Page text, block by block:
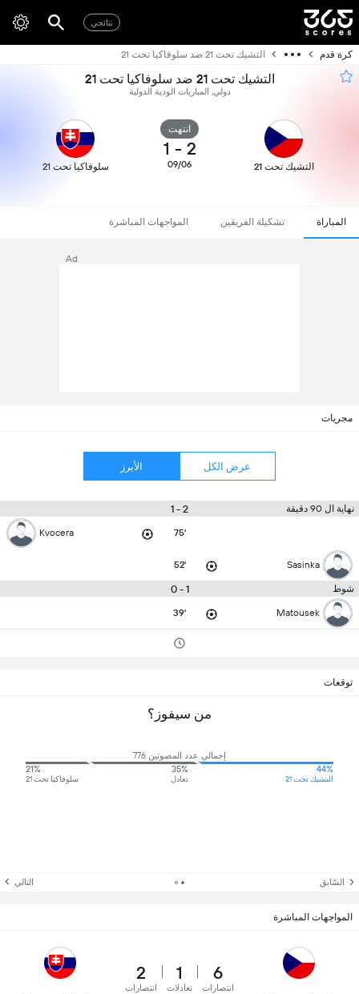
نتائجي
كرة قدم التشيك تحت 21 ضد سلوفاكيا تحت 21
التشيك تحت 21 ضد سلوفاكيا تحت 21
دولي, المباريات الودية الدولية
التشيك تحت 21
انتهت
2
-
1
09/06 سلوفاكيا تحت 21
المباراة تشكيلة الفريقين المواجهات المباشرة
Ad
مجريات
عرض الكل الأبرز
نهاية ال 90 دقيقة 2 - 1
75'
Kvocera
Sasinka
52'
شوط 1 - 0
Matousek
39'
توقعات
من سيفوز؟
إجمالي عدد المصوتين 776
44%
التشيك تحت 21
35%
تعادل
21%
سلوفاكيا تحت 21
السّابق التالي
المواجهات المباشرة
6
انتصارات
1
تعادلات
2
انتصارات